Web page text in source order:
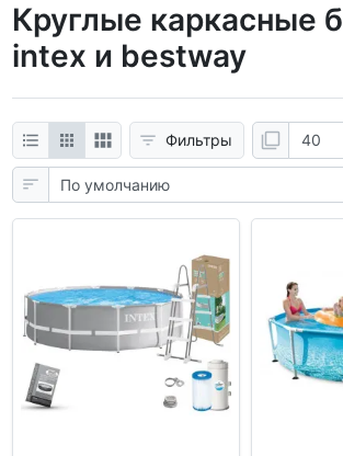
Круглые каркасные
intex и bestway
Фильтры